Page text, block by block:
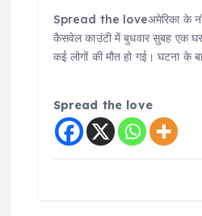
Spread the loveअमेरिका के
कैसवेल काउंटी में बुधवार सुबह एक घर
कई लोगों की मौत हो गई। घटना के
Spread the love